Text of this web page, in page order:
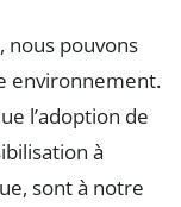
nous pouvons
environnement.
l’adoption de
à
sont à notre